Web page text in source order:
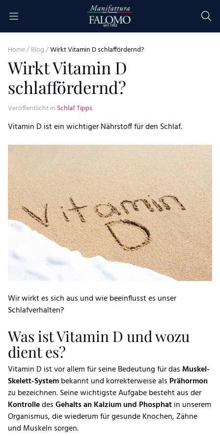
seit 1962
Home/Blog/Wirkt Vitamin D schlaffördernd?
Wirkt Vitamin D
schlaffördernd?
Veröffentlicht in Schlaf Tipps
Vitamin D ist ein wichtiger Nährstoff für den Schlaf.
Wir wirkt es sich aus und wie beeinflusst es unser
Schlafverhalten?
Was ist Vitamin D und wozu
dient es?
Vitamin D ist vor allem für seine Bedeutung für das Muskel-
Skelett-Systembekannt und korrekterweise als Prähormon
zu bezeichnen. Seine wichtigste Aufgabe besteht aus der
KontrolledesGehalts an Kalzium und Phosphatin unserem
Organismus, die wiederum für gesunde Knochen, Zähne
und Muskeln sorgen.